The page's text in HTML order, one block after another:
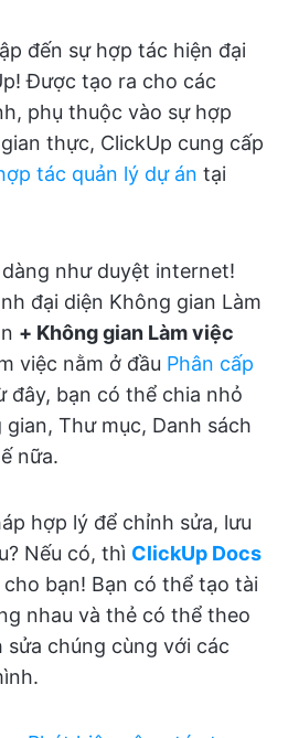
đến sự hợp tác hiện đại
Được tạo ra cho các
phụ thuộc vào sự hợp
thực, ClickUp cung cấp
tác quản lý dự án tại
như duyệt internet!
đại diện Không gian Làm
+ Không gian Làm việc
việc nằm ở đầu Phân cấp
đây, bạn có thể chia nhỏ
Thư mục, Danh sách
nữa.
hợp lý để chỉnh sửa, lưu
Nếu có, thì ClickUp Docs
bạn! Bạn có thể tạo tài
nhau và thẻ có thể theo
chúng cùng với các